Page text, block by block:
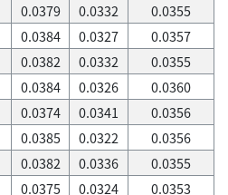
0.0379 0.0332
0.0355
0.0384 0.0327
0.0357
0.0382 0.0332
0.0355
0.0384 0.0326
0.0360
0.0374 0.0341
0.0356
0.0385 0.0322
0.0356
0.0382 0.0336
0.0355
0.0375 0.0324
0.0353